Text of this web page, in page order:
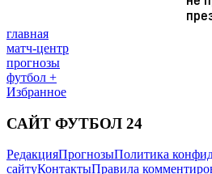
главная
матч-центр
прогнозы
футбол +
Избранное
САЙТ ФУТБОЛ 24
РедакцияПрогнозыПолитика
сайтуКонтактыПравила